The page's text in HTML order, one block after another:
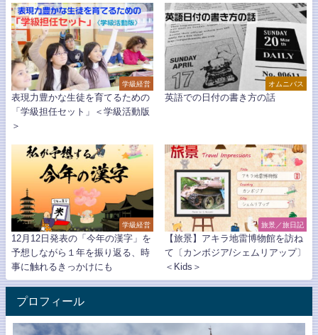
学級経営
表現力豊かな生徒を育てるための
「学級担任セット」＜学級活動版
＞
オムニバス
英語での日付の書き方の話
学級経営
12月12日発表の「今年の漢字」を
予想しながら１年を振り返る、時
事に触れるきっかけにも
旅景／旅日記
【旅景】アキラ地雷博物館を訪ね
て〔カンボジア/シェムリアップ〕
＜Kids＞
プロフィール